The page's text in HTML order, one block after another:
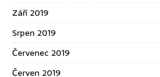
Září 2019
Srpen 2019
Červenec 2019
Červen 2019